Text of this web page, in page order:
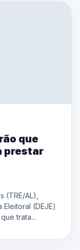
que
prestar
(TRE/AL),
(DEJE)
trata...